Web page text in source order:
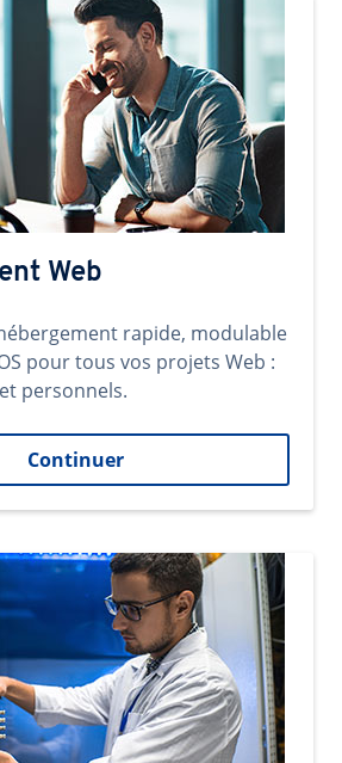
Web
rapide, modulable
pour tous vos projets Web :
personnels.
Continuer